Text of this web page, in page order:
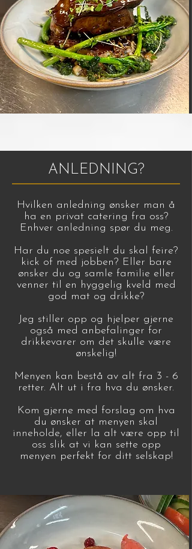
ANLEDNING?
Hvilken anledning ønsker man å
ha en privat catering fra oss?
Enhver anledning spør du meg.
Har du noe spesielt du skal feire?
kick of med jobben? Eller bare
ønsker du og samle familie eller
venner til en hyggelig kveld med
god mat og drikke?
Jeg stiller opp og hjelper gjerne
også med anbefalinger for
drikkevarer om det skulle være
ønskelig!
Menyen kan bestå av alt fra 3 - 6
retter. Alt ut i fra hva du ønsker.
Kom gjerne med forslag om hva
du ønsker at menyen skal
inneholde, eller la alt være opp til
oss slik at vi kan sette opp
menyen perfekt for ditt selskap!